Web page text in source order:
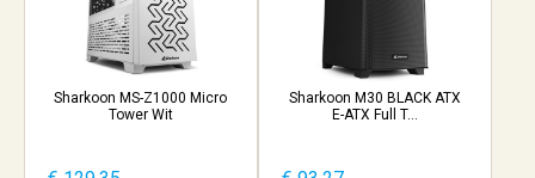
Sharkoon MS-Z1000 Micro
Tower Wit
Sharkoon M30 BLACK ATX
E-ATX Full T...